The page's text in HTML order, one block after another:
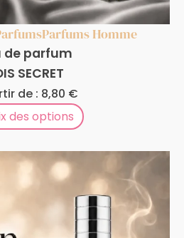
Parfums Homme
de parfum
SECRET
de : 8,80 €
des options